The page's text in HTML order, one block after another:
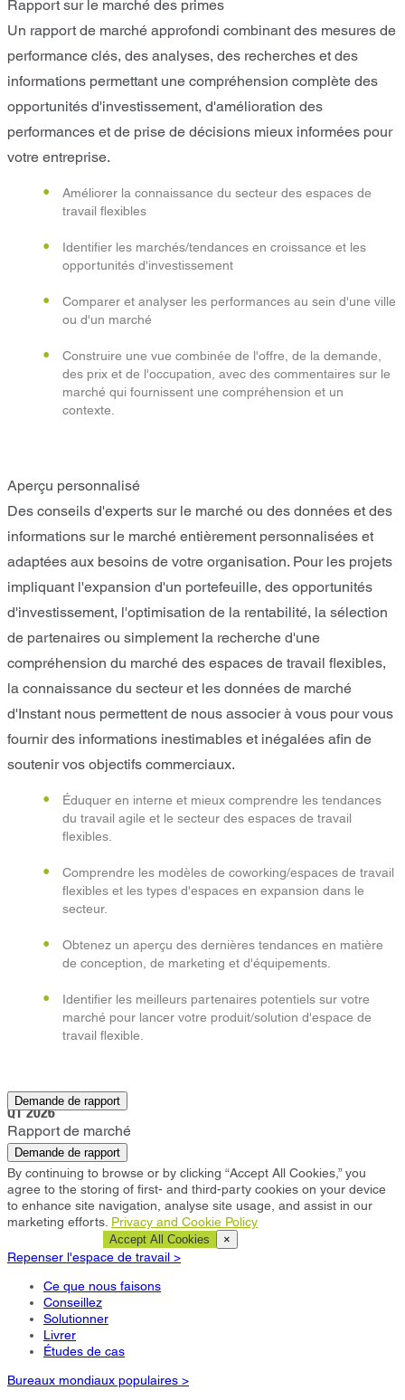
Rapport sur le marché des primes
Un rapport de marché approfondi combinant des mesures de
performance clés, des analyses, des recherches et des
informations permettant une compréhension complète des
opportunités d'investissement, d'amélioration des
performances et de prise de décisions mieux informées pour
votre entreprise.
Améliorer la connaissance du secteur des espaces de
travail flexibles
Identifier les marchés/tendances en croissance et les
opportunités d'investissement
Comparer et analyser les performances au sein d'une ville
ou d'un marché
Construire une vue combinée de l'offre, de la demande,
des prix et de l'occupation, avec des commentaires sur le
marché qui fournissent une compréhension et un
contexte.
Aperçu personnalisé
Des conseils d'experts sur le marché ou des données et des
informations sur le marché entièrement personnalisées et
adaptées aux besoins de votre organisation. Pour les projets
impliquant l'expansion d'un portefeuille, des opportunités
d'investissement, l'optimisation de la rentabilité, la sélection
de partenaires ou simplement la recherche d'une
compréhension du marché des espaces de travail flexibles,
la connaissance du secteur et les données de marché
d'Instant nous permettent de nous associer à vous pour vous
fournir des informations inestimables et inégalées afin de
soutenir vos objectifs commerciaux.
Éduquer en interne et mieux comprendre les tendances
du travail agile et le secteur des espaces de travail
flexibles.
Comprendre les modèles de coworking/espaces de travail
flexibles et les types d'espaces en expansion dans le
secteur.
Obtenez un aperçu des dernières tendances en matière
de conception, de marketing et d'équipements.
Identifier les meilleurs partenaires potentiels sur votre
marché pour lancer votre produit/solution d'espace de
travail flexible.
Demande de rapport
Bangkok
Q1 2026
Rapport de marché
Demande de rapport
By continuing to browse or by clicking “Accept All Cookies,” you
agree to the storing of first- and third-party cookies on your device
to enhance site navigation, analyse site usage, and assist in our
marketing efforts. Privacy and Cookie Policy
Accept All Cookies ×
Repenser l'espace de travail >
Ce que nous faisons
Conseillez
Solutionner
Livrer
Études de cas
Bureaux mondiaux populaires >